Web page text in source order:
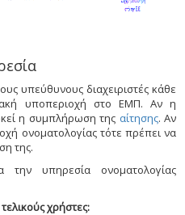
υπεύθυνους διαχειριστές κάθε
υποπεριοχή στο ΕΜΠ. Αν η
η συμπλήρωση της αίτησης. Αν
ονοματολογίας τότε πρέπει να
της.
την υπηρεσία ονοματολογίας
χρήστες: